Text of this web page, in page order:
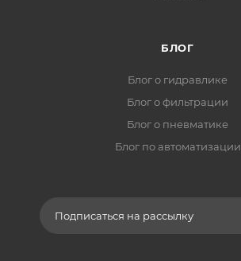
БЛОГ
Блог о гидравлике
Блог о фильтрации
Блог о пневматике
Блог по автоматизации
Подписаться на рассылку